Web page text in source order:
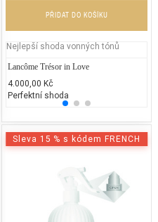
Jean Paul Gaultier - Classique
2.300,00 Kč
50% běžných vonných tónů
PŘIDAT DO KOŠÍKU
Nejlepší shoda vonných tónů
Lancôme Trésor in Love
4.000,00 Kč
Perfektní shoda
Sleva 15 % s kódem FRENCH